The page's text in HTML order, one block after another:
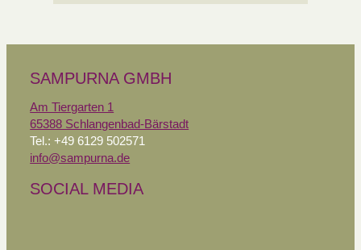
SAMPURNA GMBH
Am Tiergarten 1
65388 Schlangenbad-Bärstadt
Tel.: +49 6129 502571
info@sampurna.de
SOCIAL MEDIA